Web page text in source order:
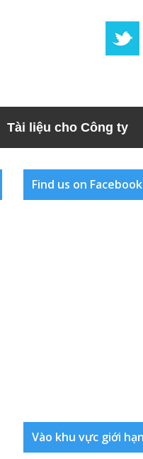
Tài liệu cho Công ty
Find us on Facebook
Vào khu vực giới